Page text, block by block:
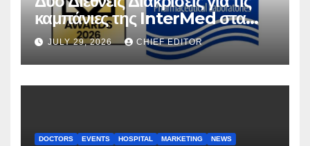
καμπάνιες της InterMed στα
FOOH Awards 2026
JULY 29, 2026 CHIEF EDITOR
DOCTORS EVENTS HOSPITAL MARKETING NEWS